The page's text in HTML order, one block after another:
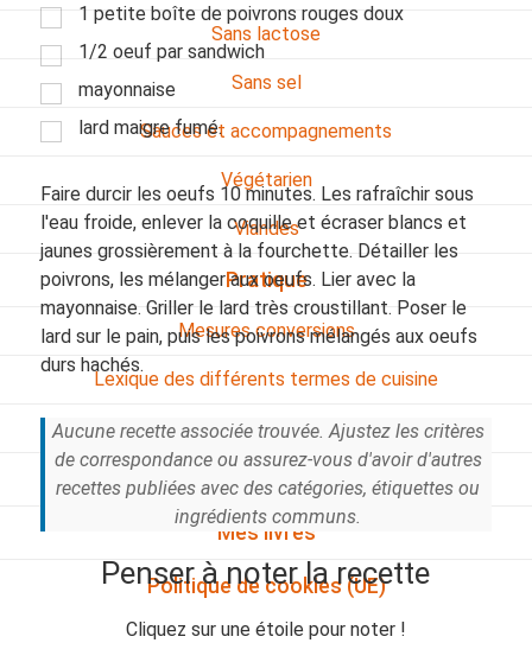
Sans lactose
Sans sel
Sauces et accompagnements
Végétarien
Viandes
Pratique
Mesures conversions
Lexique des différents termes de cuisine
Service du vin
Contact
Mes livres
Politique de cookies (UE)
1 petite boîte de poivrons rouges doux
1/2 oeuf par sandwich
mayonnaise
lard maigre fumé.
Faire durcir les oeufs 10 minutes. Les rafraîchir sous
l'eau froide, enlever la coquille et écraser blancs et
jaunes grossièrement à la fourchette. Détailler les
poivrons, les mélanger aux oeufs. Lier avec la
mayonnaise. Griller le lard très croustillant. Poser le
lard sur le pain, puis les poivrons mélangés aux oeufs
durs hachés.
Aucune recette associée trouvée. Ajustez les critères
de correspondance ou assurez-vous d'avoir d'autres
recettes publiées avec des catégories, étiquettes ou
ingrédients communs.
Penser à noter la recette
Cliquez sur une étoile pour noter !